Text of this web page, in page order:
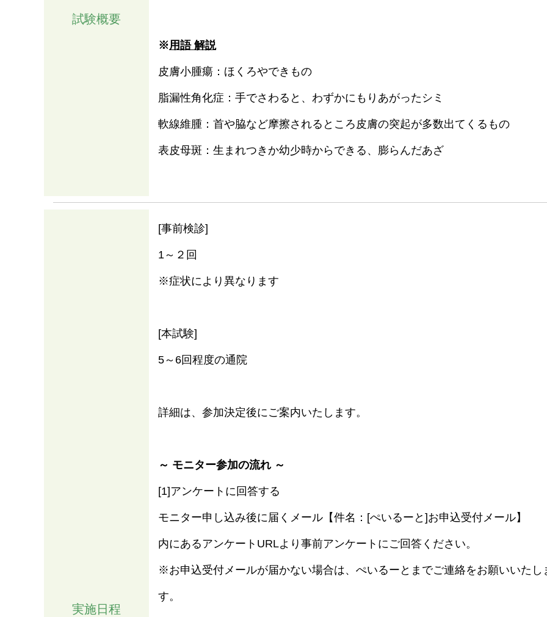
試験概要
※用語 解説
皮膚小腫瘍：ほくろやできもの
脂漏性角化症：手でさわると、わずかにもりあがったシミ
軟線維腫：首や脇など摩擦されるところ皮膚の突起が多数出てくるもの
表皮母斑：生まれつきか幼少時からできる、膨らんだあざ
実施日程
[事前検診]
1～２回
※症状により異なります
[本試験]
5～6回程度の通院
詳細は、参加決定後にご案内いたします。
～ モニター参加の流れ ～
[1]アンケートに回答する
モニター申し込み後に届くメール【件名：[ぺいるーと]お申込受付メール】
内にあるアンケートURLより事前アンケートにご回答ください。
※お申込受付メールが届かない場合は、ぺいるーとまでご連絡をお願いいたし
す。